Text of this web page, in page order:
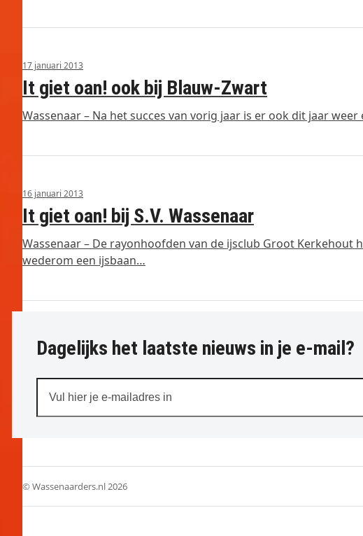
17 januari 2013
It giet oan! ook bij Blauw-Zwart
Wassenaar – Na het succes van vorig jaar is er ook dit jaar
16 januari 2013
It giet oan! bij S.V. Wassenaar
Wassenaar – De rayonhoofden van de ijsclub Groot Kerkehout
wederom een ijsbaan…
Dagelijks het laatste nieuws in je e-mail?
hier
je
in
© Wassenaarders.nl 2026